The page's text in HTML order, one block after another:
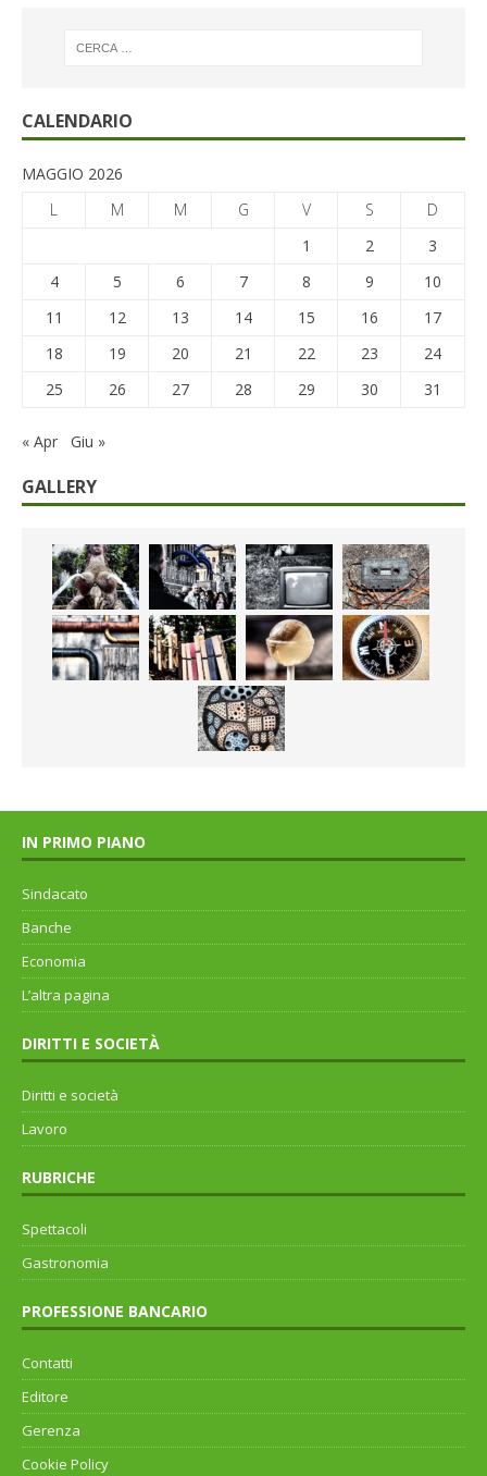
CALENDARIO
MAGGIO 2026
L
M M G V S
D
1
2
3
4
5 6 7 8 9
10
11
12 13 14 15 16
17
18
19 20 21 22 23
24
25
26 27 28 29 30 31
« Apr Giu »
GALLERY
IN PRIMO PIANO
Sindacato
Banche
Economia
L’altra pagina
DIRITTI E SOCIETÀ
Diritti e società
Lavoro
RUBRICHE
Spettacoli
Gastronomia
PROFESSIONE BANCARIO
Contatti
Editore
Gerenza
Cookie Policy